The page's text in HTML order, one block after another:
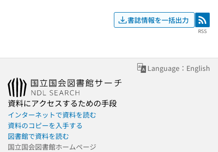
書誌情報を一括出力 RSS
RSS
Language：English
資料にアクセスするための手段
インターネットで資料を読む
資料のコピーを入手する
図書館で資料を読む
国立国会図書館ホームページ